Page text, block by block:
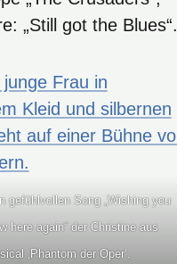
„Still got the Blues“.
gefühlvollen Song „Wishing you
here again“ der Christine aus
‚Phantom der Oper‘.